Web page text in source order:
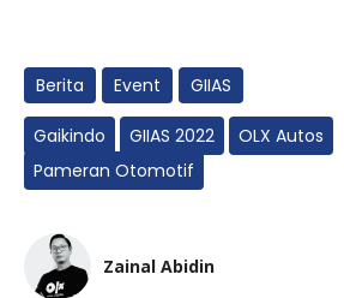
Berita Event GIIAS
Gaikindo GIIAS 2022
OLX Autos
Pameran Otomotif
Zainal Abidin